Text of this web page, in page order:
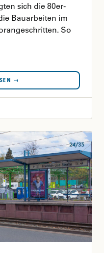
sich die 80er-
Bauarbeiten im
So
→